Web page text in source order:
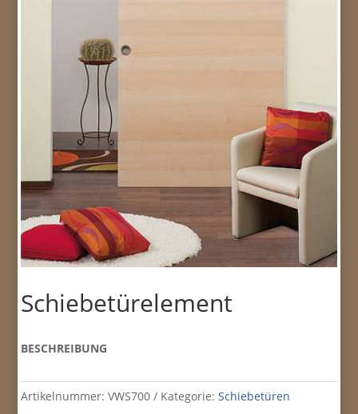
Schiebetürelement
BESCHREIBUNG
Artikelnummer:VWS700 Kategorie:Schiebetüren